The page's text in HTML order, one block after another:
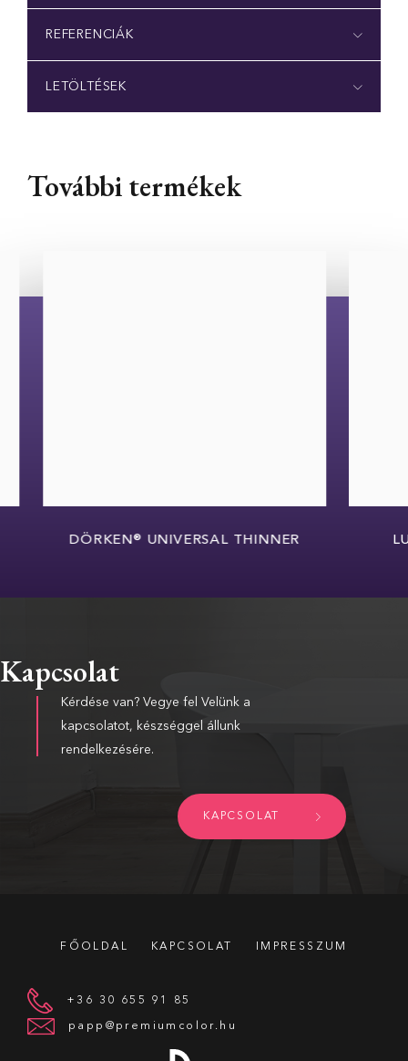
REFERENCIÁK
LETÖLTÉSEK
További termékek
DÖRKEN® UNIVERSAL THINNER
Kapcsolat
Kérdése van? Vegye fel Velünk a
kapcsolatot, készséggel állunk
rendelkezésére.
KAPCSOLAT
FŐOLDAL KAPCSOLAT IMPRESSZUM
+36 30 655 91 85
papp@premiumcolor.hu